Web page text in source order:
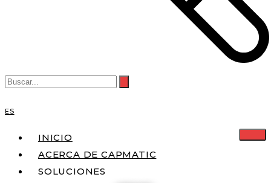
ES
INICIO
ACERCA DE CAPMATIC
SOLUCIONES